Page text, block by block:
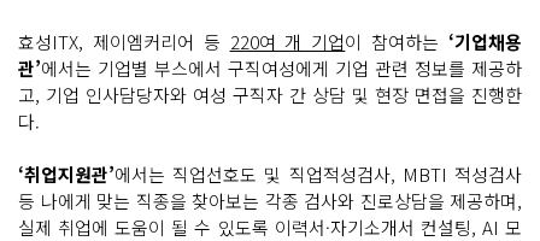
효성ITX, 제이엠커리어 등 220여 개 기업이 참여하는 ‘기업채용
관’에서는 기업별 부스에서 구직여성에게 기업 관련 정보를 제공하
고, 기업 인사담당자와 여성 구직자 간 상담 및 현장 면접을 진행한
다.
‘취업지원관’에서는 직업선호도 및 직업적성검사, MBTI 적성검사
등 나에게 맞는 직종을 찾아보는 각종 검사와 진로상담을 제공하며,
실제 취업에 도움이 될 수 있도록 이력서·자기소개서 컨설팅, AI 모